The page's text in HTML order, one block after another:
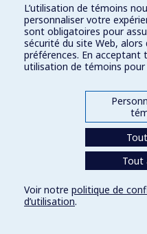
L’utilisation de témoins
personnaliser votre
sont obligatoires pour
sécurité du site Web, alors
préférences. En
utilisation de témoins pour
Tout
Voir notre politique de
d’utilisation.